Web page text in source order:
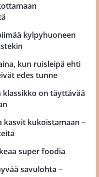
kylpyhuoneen
kun ruisleipä ehti
edes tunne
on täyttävää
kasvit kukoistamaan –
super foodia
savulohta –